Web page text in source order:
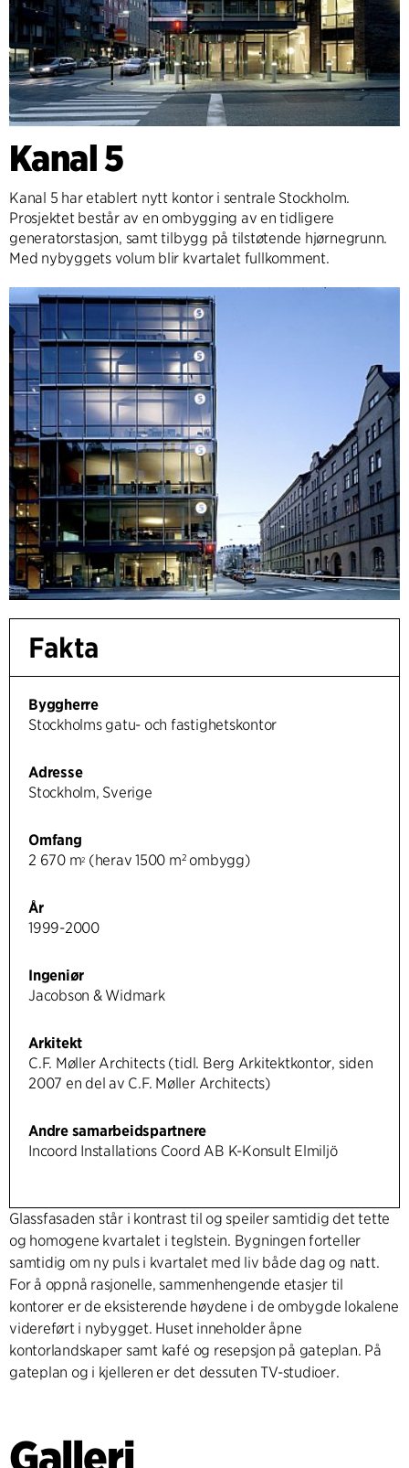
Kanal 5
Kanal 5 har etablert nytt kontor i sentrale Stockholm.
Prosjektet består av en ombygging av en tidligere
generatorstasjon, samt tilbygg på tilstøtende hjørnegrunn.
Med nybyggets volum blir kvartalet fullkomment.
Fakta
Byggherre
Stockholms gatu- och fastighetskontor
Adresse
Stockholm, Sverige
Omfang
2 670 m2 (herav 1500 m² ombygg)
År
1999-2000
Ingeniør
Jacobson & Widmark
Arkitekt
C.F. Møller Architects (tidl. Berg Arkitektkontor, siden
2007 en del av C.F. Møller Architects)
Andre samarbeidspartnere
Incoord Installations Coord AB K-Konsult Elmiljö
Glassfasaden står i kontrast til og speiler samtidig det tette
og homogene kvartalet i teglstein. Bygningen forteller
samtidig om ny puls i kvartalet med liv både dag og natt.
For å oppnå rasjonelle, sammenhengende etasjer til
kontorer er de eksisterende høydene i de ombygde lokalene
videreført i nybygget. Huset inneholder åpne
kontorlandskaper samt kafé og resepsjon på gateplan. På
gateplan og i kjelleren er det dessuten TV-studioer.